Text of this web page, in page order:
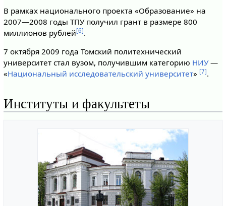
В рамках национального проекта «Образование» на
2007—2008 годы ТПУ получил грант в размере 800
миллионов рублей[6].
7 октября 2009 года Томский политехнический
университет стал вузом, получившим категорию НИУ—
«Национальный исследовательский университет» [7].
Институты и факультеты